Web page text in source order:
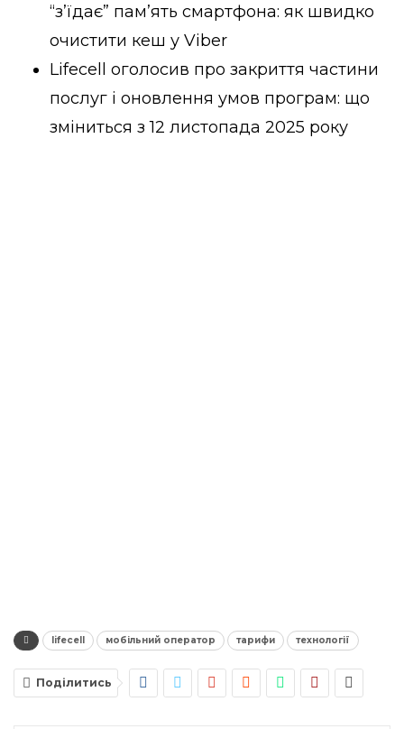
“з’їдає” пам’ять смартфона: як швидко
очистити кеш у Viber
Lifecell оголосив про закриття частини
послуг і оновлення умов програм: що
зміниться з 12 листопада 2025 року
lifecell мобільний оператор тарифи технології
Поділитись